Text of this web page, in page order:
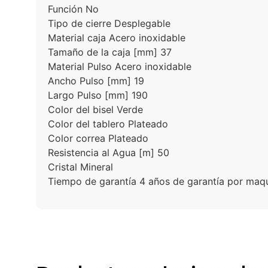
Función No
Tipo de cierre Desplegable
Material caja Acero inoxidable
Tamaño de la caja [mm] 37
Material Pulso Acero inoxidable
Ancho Pulso [mm] 19
Largo Pulso [mm] 190
Color del bisel Verde
Color del tablero Plateado
Color correa Plateado
Resistencia al Agua [m] 50
Cristal Mineral
Tiempo de garantía 4 años de garantía por